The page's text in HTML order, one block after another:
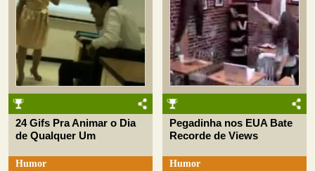
24 Gifs Pra Animar o Dia
de Qualquer Um
Humor
Pegadinha nos EUA Bate
Recorde de Views
Humor